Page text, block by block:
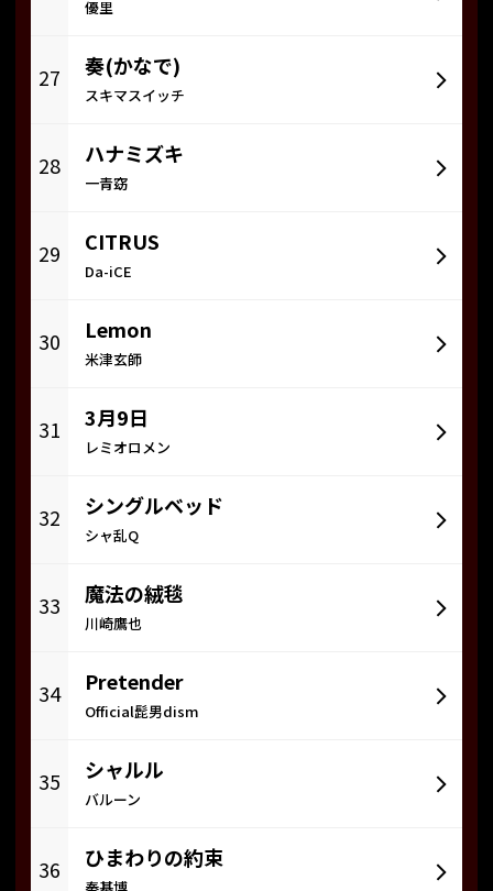
優里
27
奏(かなで)
スキマスイッチ
28
ハナミズキ
一青窈
29
CITRUS
Da-iCE
30
Lemon
米津玄師
31
3月9日
レミオロメン
32
シングルベッド
シャ乱Q
33
魔法の絨毯
川崎鷹也
34
Pretender
Official髭男dism
35
シャルル
バルーン
36
ひまわりの約束